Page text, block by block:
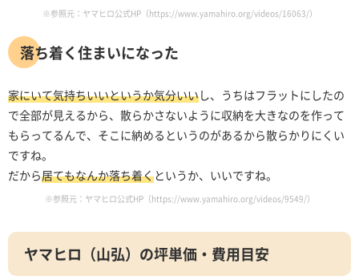
※参照元：ヤマヒロ公式HP（https://www.yamahiro.org/videos/16063/）
落ち着く住まいになった
家にいて気持ちいいというか気分いいし、うちはフラットにしたの
で全部が見えるから、散らかさないように収納を大きなのを作って
もらってるんで、そこに納めるというのがあるから散らかりにくい
ですね。
だから居てもなんか落ち着くというか、いいですね。
※参照元：ヤマヒロ公式HP（https://www.yamahiro.org/videos/9549/）
ヤマヒロ（山弘）の坪単価・費用目安